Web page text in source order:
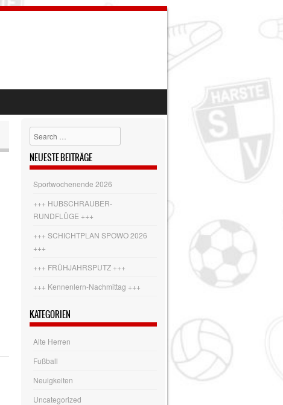
Search
NEUESTE BEITRÄGE
Sportwochenende 2026
+++ HUBSCHRAUBER-
RUNDFLÜGE +++
+++ SCHICHTPLAN SPOWO 2026
+++
+++ FRÜHJAHRSPUTZ +++
+++ Kennenlern-Nachmittag +++
KATEGORIEN
Alte Herren
Fußball
Neuigkeiten
Uncategorized